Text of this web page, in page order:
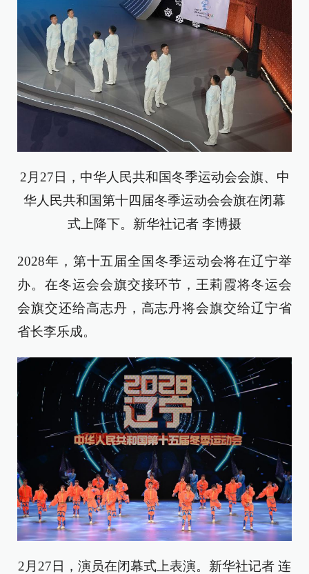
2月27日，中华人民共和国冬季运动会会旗、中
华人民共和国第十四届冬季运动会会旗在闭幕
式上降下。新华社记者 李博摄
2028年，第十五届全国冬季运动会将在辽宁举
办。在冬运会会旗交接环节，王莉霞将冬运会
会旗交还给高志丹，高志丹将会旗交给辽宁省
省长李乐成。
2月27日，演员在闭幕式上表演。新华社记者 连